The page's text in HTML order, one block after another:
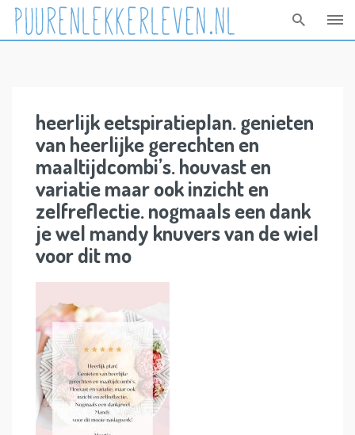
heerlijk eetspiratieplan. genieten
van heerlijke gerechten en
maaltijdcombi’s. houvast en
variatie maar ook inzicht en
zelfreflectie. nogmaals een dank
je wel mandy knuvers van de wiel
voor dit mo